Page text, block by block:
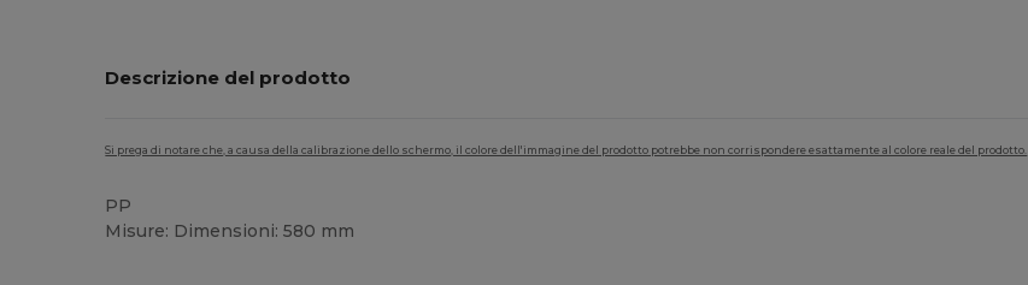
Descrizione del prodotto
Si prega di notare che, a causa della calibrazione dello schermo, il colore dell'immagine del prodotto potrebbe non corrispondere esattamente al colore reale del prodotto.
PP
Misure: Dimensioni: 580 mm